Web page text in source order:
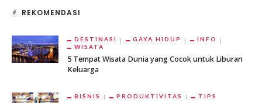
REKOMENDASI
DESTINASI GAYA HIDUP
INFO
WISATA
5 Tempat Wisata Dunia yang Cocok untuk Liburan
Keluarga
BISNIS PRODUKTIVITAS TIPS